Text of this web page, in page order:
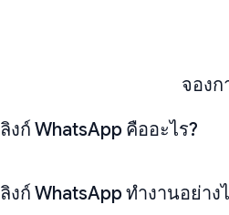
จอง
ลิงก์ WhatsApp คืออะไร?
ลิงก์ WhatsApp ทำงานอย่าง